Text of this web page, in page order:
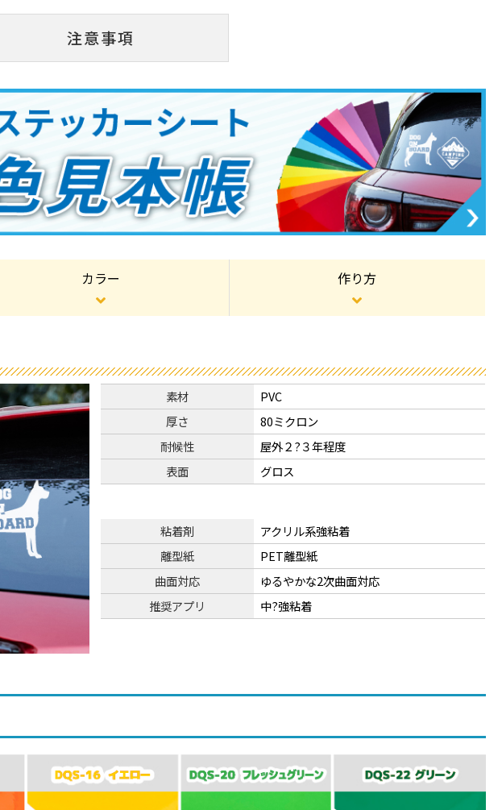
注意事項
カラー 作り方
素材
PVC
厚さ
80ミクロン
耐候性
屋外２?３年程度
表面
グロス
粘着剤
アクリル系強粘着
離型紙
PET離型紙
曲面対応
ゆるやかな2次曲面対応
推奨アプリ
中?強粘着